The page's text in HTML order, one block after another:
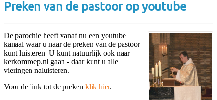
Preken van de pastoor op youtube
De parochie heeft vanaf nu een youtube
kanaal waar u naar de preken van de pastoor
kunt luisteren. U kunt natuurlijk ook naar
kerkomroep.nl gaan - daar kunt u alle
vieringen naluisteren.
Voor de link tot de preken klik hier.